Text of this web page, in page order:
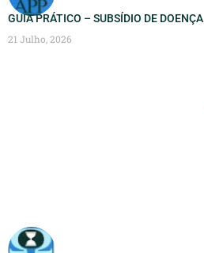
GUIA PRÁTICO – SUBSÍDIO DE DOENÇA
21 Julho, 2026